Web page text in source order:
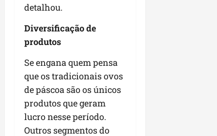
detalhou.
Diversificação de
produtos
Se engana quem pensa
que os tradicionais ovos
de páscoa são os únicos
produtos que geram
lucro nesse período.
Outros segmentos do